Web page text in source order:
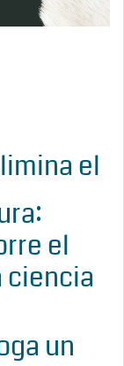
el
el
ciencia
un